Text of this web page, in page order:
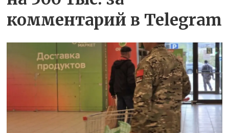
комментарий в Telegram